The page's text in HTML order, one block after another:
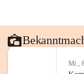
Mi.,